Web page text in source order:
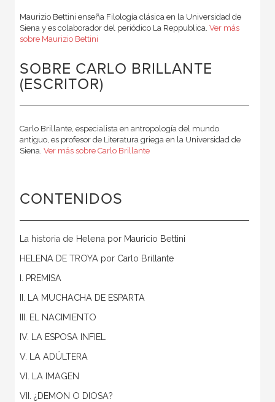
Maurizio Bettini enseña Filología clásica en la Universidad de
Siena y es colaborador del periódico La Reppublica. Ver más
sobre Maurizio Bettini
SOBRE CARLO BRILLANTE
(ESCRITOR)
Carlo Brillante, especialista en antropología del mundo
antiguo, es profesor de Literatura griega en la Universidad de
Siena. Ver más sobre Carlo Brillante
CONTENIDOS
La historia de Helena por Mauricio Bettini
HELENA DE TROYA por Carlo Brillante
I. PREMISA
II. LA MUCHACHA DE ESPARTA
III. EL NACIMIENTO
IV. LA ESPOSA INFIEL
V. LA ADÚLTERA
VI. LA IMAGEN
VII. ¿DEMON O DIOSA?